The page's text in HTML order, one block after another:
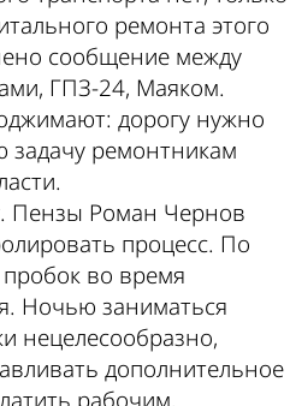
ремонта этого
сообщение между
ГПЗ-24, Маяком.
дорогу нужно
задачу ремонтникам
Пензы Роман Чернов
процесс. По
во время
Ночью заниматься
нецелесообразно,
дополнительное
рабочим.